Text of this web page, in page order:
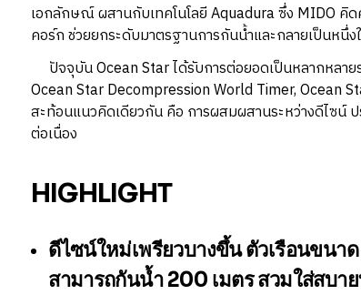
เอกลักษณ์ ผสานกับเทคโนโลยี Aquadura ซึ่ง MIDO
คอร์ก ช่วยยกระดับมาตรฐานการกันน้ำและกลายเป็นห
ปัจจุบัน Ocean Star ได้รับการต่อยอดเป็นหลากหลาย
Ocean Star Decompression World Timer, Ocean
สะท้อนแนวคิดเดียวกัน คือ การผสมผสานระหว่างดีไซน์
ต่อเนื่อง
HIGHLIGHT
ดีไซน์ใหม่เพรียวบางขึ้นตัวเรือนขนาด
สามารถกันน้ำ 200 เมตร สวมใส่สบา